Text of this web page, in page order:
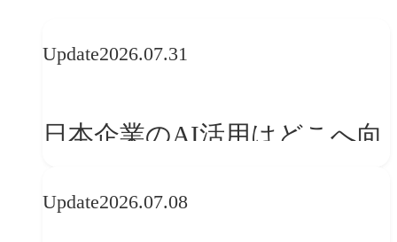
Update2026.07.31
日本企業のAI活用はどこへ向
レンドに見る「人間中心」へ
Update2026.07.08